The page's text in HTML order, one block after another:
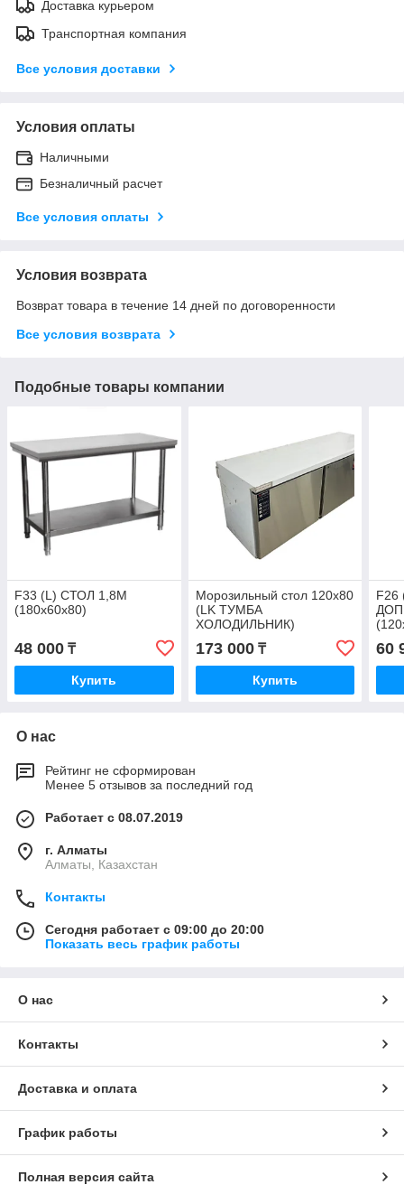
Доставка курьером
Транспортная компания
Все условия доставки
Условия оплаты
Наличными
Безналичный расчет
Все условия оплаты
Условия возврата
Возврат товара в течение 14 дней по договоренности
Все условия возврата
Подобные товары компании
F33 (L) СТОЛ 1,8М
(180х60х80)
48 000 ₸
Купить
Морозильный стол 120х80
(LK ТУМБА
ХОЛОДИЛЬНИК)
173 000₸
Купить
60
О нас
Рейтинг не сформирован
Менее 5 отзывов за последний год
Работает с 08.07.2019
г. Алматы
Алматы, Казахстан
Контакты
Сегодня работает с 09:00 до 20:00
Показать весь график работы
О нас
Контакты
Доставка и оплата
График работы
Полная версия сайта